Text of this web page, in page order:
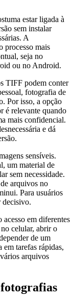
estar ligada à
sem instalar
A
processo mais
seja no
ou no Android.
TIFF podem conter
fotografia de
Por isso, a opção
é relevante quando
mais confidencial.
e dá
sensíveis.
um material de
sem necessidade.
arquivos no
Para usuários
decisivo.
em diferentes
celular, abrir o
de um
tarefas rápidas,
arquivos